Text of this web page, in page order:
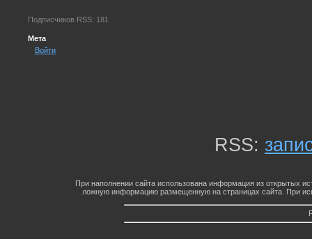
Подписчиков RSS: 181
Мета
Войти
RSS:
При наполнении сайта использована информация из открытых
ложную информацию размещенную на страницах сайта. При